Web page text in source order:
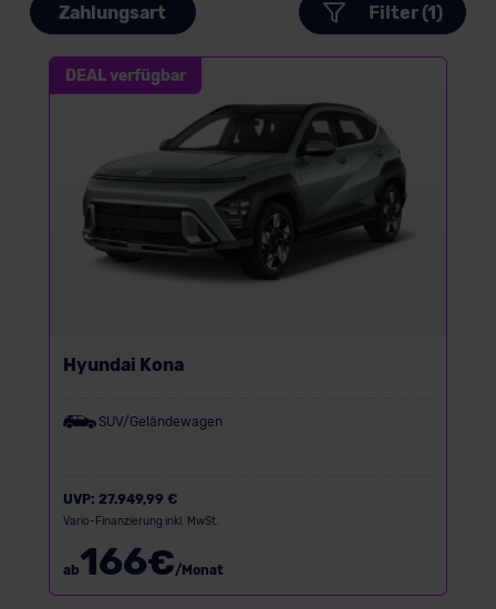
Zahlungsart Filter (1)
DEAL verfügbar
Hyundai Kona
SUV/Geländewagen
UVP: 27.949,99 €
Vario-Finanzierung inkl. MwSt.
ab166€/Monat